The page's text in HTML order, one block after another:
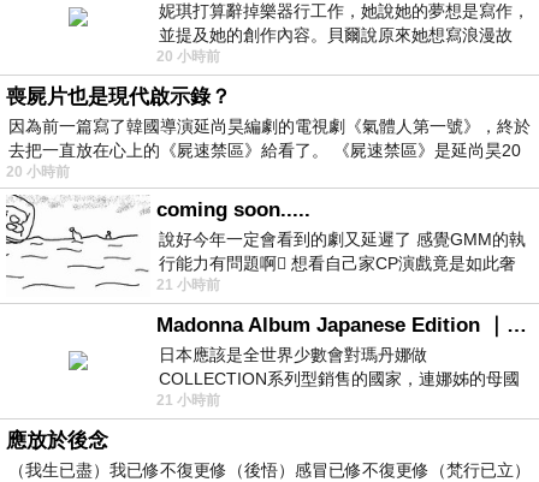
妮琪打算辭掉樂器行工作，她說她的夢想是寫作，
並提及她的創作內容。貝爾說原來她想寫浪漫故
事，妮琪回應：「不是浪漫故事，是愛情
20 小時前
喪屍片也是現代啟示錄？
因為前一篇寫了韓國導演延尚昊編劇的電視劇《氣體人第一號》，終於
去把一直放在心上的《屍速禁區》給看了。 《屍速禁區》是延尚昊20
20 小時前
coming soon.....
說好今年一定會看到的劇又延遲了 感覺GMM的執
行能力有問題啊🫩 想看自己家CP演戲竟是如此奢
侈的事 GMM你說看看啊😑 先把劇放
21 小時前
Madonna Album Japanese Edition ｜瑪丹娜專輯們2026年日本版重發系列
日本應該是全世界少數會對瑪丹娜做
COLLECTION系列型銷售的國家，連娜姊的母國
美國都沒對她這樣過，這全拜在他們到現在唱片
21 小時前
應放於後念
（我生已盡）我已修不復更修（後悟）感冒已修不復更修（梵行已立）